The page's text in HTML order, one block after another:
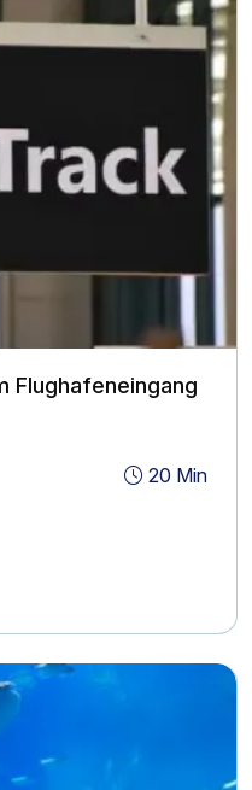
Flughafeneingang
20 Min